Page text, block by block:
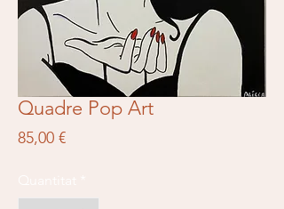
Quadre Pop Art
85,00 €Price